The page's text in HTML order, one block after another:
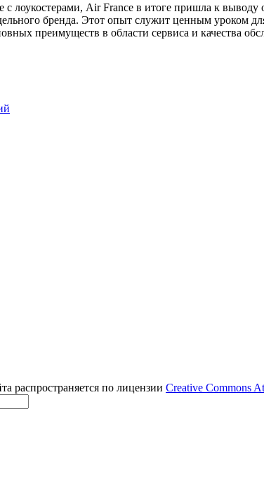
с лоукостерами, Air France в итоге пришла к
бренда. Этот опыт служит ценным
преимуществ в области сервиса и качества
распространяется по лицензии Creative Commons